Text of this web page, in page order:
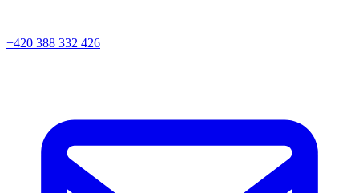
+420 388 332 426